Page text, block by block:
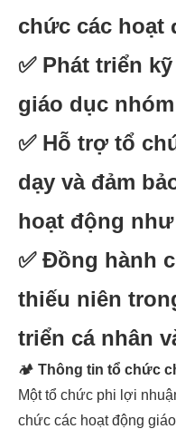
chức các hoạt
✅ Phát triển
giáo dục nhóm
✅ Hỗ trợ tổ
dạy và đảm
hoạt động
✅ Đồng hành
thiếu niên
triển cá nhân
🏕 Thông tin tổ chức
Một tổ chức phi lợi
chức các hoạt động